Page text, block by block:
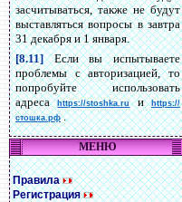
засчитываться, также не будут
выставляться вопросы в завтра
31 декабря и 1 января.
[8.11]Если вы испытываете
проблемы с авторизацией, то
попробуйте использовать
адресаhttps://stoshka.ruиhttps://
стошка.рф.
МЕНЮ
Правила
Регистрация